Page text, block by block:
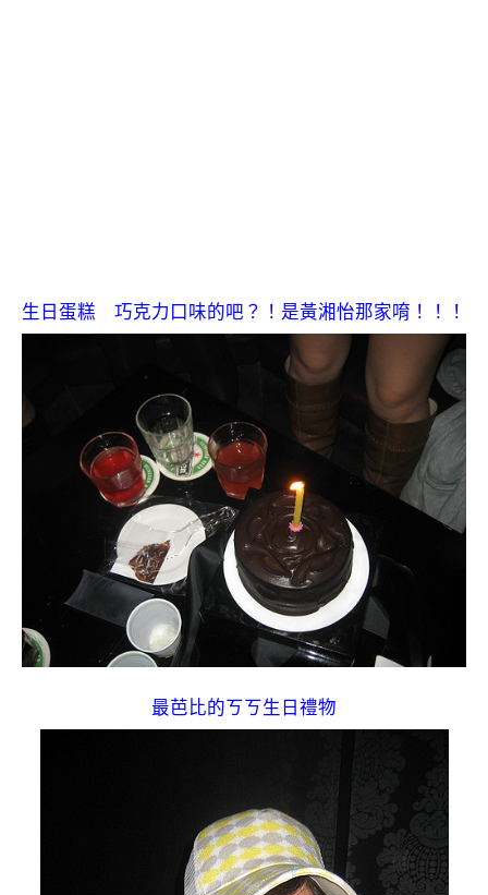
生日蛋糕 巧克力口味的吧？！是黃湘怡那家唷！！！
最芭比的ㄎㄎ生日禮物